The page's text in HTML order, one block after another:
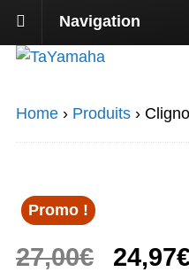
Navigation
Home › Produits ›
Promo !
27,00€
Le
24,97